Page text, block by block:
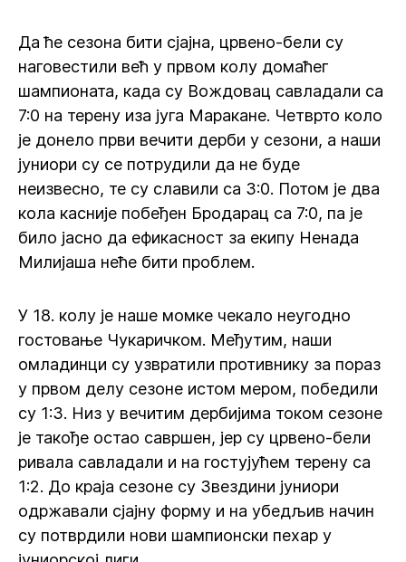
Да ће сезона бити сјајна, црвено-бели су
наговестили већ у првом колу домаћег
шампионата, када су Вождовац савладали са
7:0 на терену иза југа Маракане. Четврто коло
је донело први вечити дерби у сезони, а наши
јуниори су се потрудили да не буде
неизвесно, те су славили са 3:0. Потом је два
кола касније побеђен Бродарац са 7:0, па је
било јасно да ефикасност за екипу Ненада
Милијаша неће бити проблем.
У 18. колу је наше момке чекало неугодно
гостовање Чукаричком. Међутим, наши
омладинци су узвратили противнику за пораз
у првом делу сезоне истом мером, победили
су 1:3. Низ у вечитим дербијима током сезоне
је такође остао савршен, јер су црвено-бели
ривала савладали и на гостујућем терену са
1:2. До краја сезоне су Звездини јуниори
одржавали сјајну форму и на убедљив начин
су потврдили нови шампионски пехар у